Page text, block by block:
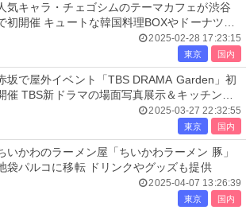
気キャラ・チェゴシムのテーマカフェが渋谷
初開催 キュートな韓国料理BOXやドーナツな
2025-02-28 17:23:15
東京 国内
坂で屋外イベント「TBS DRAMA Garden」初
催 TBS新ドラマの場面写真展示＆キッチンカ
2025-03-27 22:32:55
東京 国内
いかわのラーメン屋「ちいかわラーメン 豚」
袋パルコに移転 ドリンクやグッズも提供
2025-04-07 13:26:39
東京 国内